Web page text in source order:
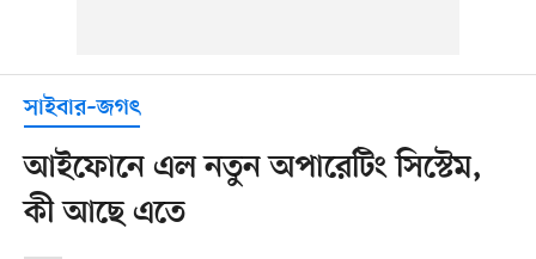
সাইবার–জগৎ
আইফোনে এল নতুন অপারেটিং সিস্টেম,
কী আছে এতে